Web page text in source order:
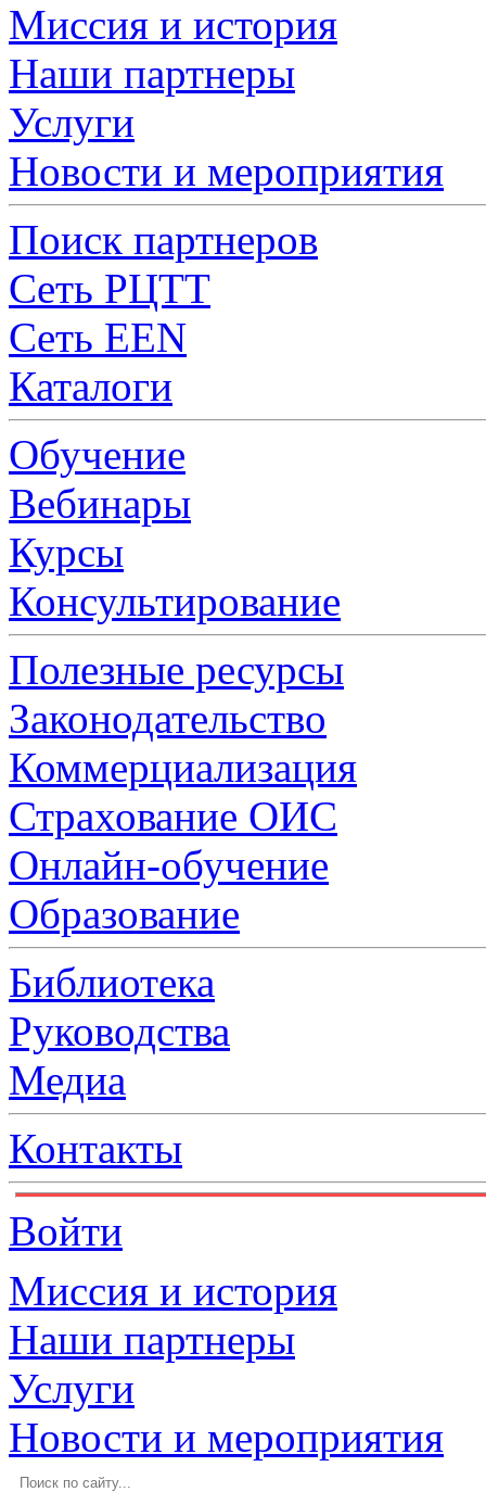
Миссия и история
Наши партнеры
Услуги
Новости и мероприятия
Поиск партнеров
Сеть РЦТТ
Сеть EEN
Каталоги
Обучение
Вебинары
Курсы
Консультирование
Полезные ресурсы
Законодательство
Коммерциализация
Страхование ОИС
Онлайн-обучение
Образование
Библиотека
Руководства
Медиа
Контакты
Войти
Миссия и история
Наши партнеры
Услуги
Новости и мероприятия